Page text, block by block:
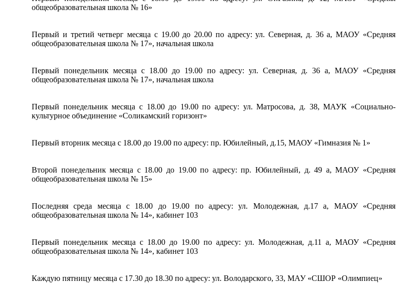
общеобразовательная школа № 16»
Первый и третий четверг месяца с 19.00 до 20.00 по адресу: ул. Северная, д. 36 а, МАОУ «Средняя
общеобразовательная школа № 17», начальная школа
Первый понедельник месяца с 18.00 до 19.00 по адресу: ул. Северная, д. 36 а, МАОУ «Средняя
общеобразовательная школа № 17», начальная школа
Первый понедельник месяца с 18.00 до 19.00 по адресу: ул. Матросова, д. 38, МАУК «Социально-
культурное объединение «Соликамский горизонт»
Первый вторник месяца с 18.00 до 19.00 по адресу: пр. Юбилейный, д.15, МАОУ «Гимназия № 1»
Второй понедельник месяца с 18.00 до 19.00 по адресу: пр. Юбилейный, д. 49 а, МАОУ «Средняя
общеобразовательная школа № 15»
Последняя среда месяца с 18.00 до 19.00 по адресу: ул. Молодежная, д.17 а, МАОУ «Средняя
общеобразовательная школа № 14», кабинет 103
Первый понедельник месяца с 18.00 до 19.00 по адресу: ул. Молодежная, д.11 а, МАОУ «Средняя
общеобразовательная школа № 14», кабинет 103
Каждую пятницу месяца с 17.30 до 18.30 по адресу: ул. Володарского, 33, МАУ «СШОР «Олимпиец»